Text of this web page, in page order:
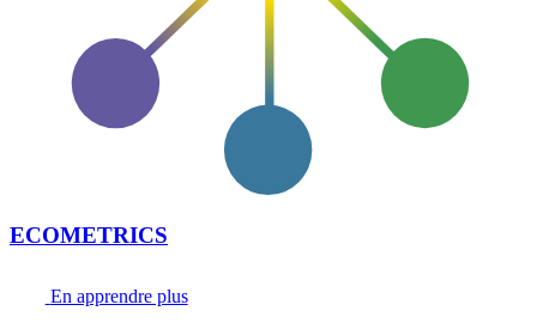
ECOMETRICS
En apprendre plus